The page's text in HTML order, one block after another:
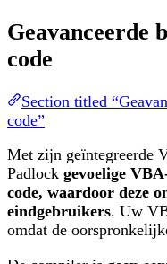
Geavanceerde
code
Section titled
code”
Met zijn geïntegreerde
Padlock gevoelige
code, waardoor deze
eindgebruikers. Uw
omdat de